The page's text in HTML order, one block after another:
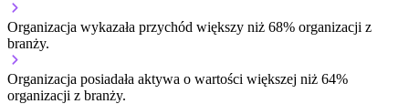
Organizacja wykazała przychód większy niż 68% organizacji z
branży.
Organizacja posiadała aktywa o wartości większej niż 64%
organizacji z branży.